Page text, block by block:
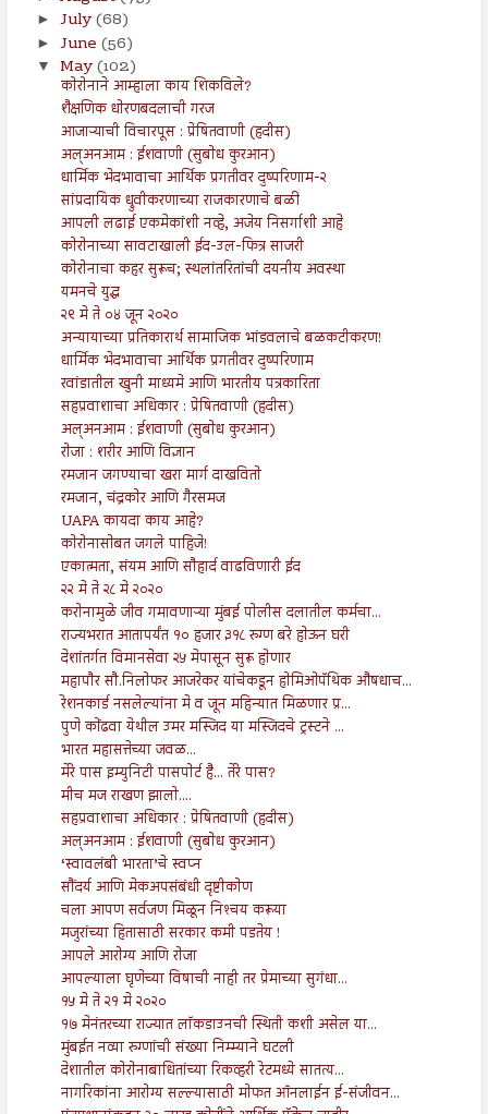
► July(68)
► June (56)
▼ May(102)
कोरोनाने आम्हाला काय शिकविले?
शैक्षणिक धोरणबदलाची गरज
आजाऱ्याची विचारपूस : प्रेषितवाणी (हदीस)
अल्अनआम : ईशवाणी (सुबोध कुरआन)
धार्मिक भेदभावाचा आर्थिक प्रगतीवर दुष्परिणाम-२
सांप्रदायिक ध्रुवीकरणाच्या राजकारणाचे बळी
आपली लढाई एकमेकांशी नव्हे, अजेय निसर्गाशी आहे
कोरोनाच्या सावटाखाली ईद-उल-फित्र साजरी
कोरोनाचा कहर सुरूच; स्थलांतरितांची दयनीय अवस्था
यमनचे युद्ध
२९ मे ते ०४ जून २०२०
अन्यायाच्या प्रतिकारार्थ सामाजिक भांडवलाचे बळकटीकरण!
धार्मिक भेदभावाचा आर्थिक प्रगतीवर दुष्परिणाम
रवांडातील खुनी माध्यमे आणि भारतीय पत्रकारिता
सहप्रवाशाचा अधिकार : प्रेषितवाणी (हदीस)
अल्अनआम : ईशवाणी (सुबोध कुरआन)
रोजा : शरीर आणि विज्ञान
रमजान जगण्याचा खरा मार्ग दाखवितो
रमजान, चंद्रकोर आणि गैरसमज
UAPA कायदा काय आहे?
कोरोनासोबत जगले पाहिजे!
एकात्मता, संयम आणि सौहार्द वाढविणारी ईद
२२ मे ते २८ मे २०२०
करोनामुळे जीव गमावणाऱ्या मुंबई पोलीस दलातील कर्मचा...
राज्यभरात आतापर्यंत १० हजार ३१८ रुग्ण बरे होऊन घरी
देशांतर्गत विमानसेवा २५ मेपासून सुरू होणार
महापौर सौ.निलोफर आजरेकर यांचेकडून होमिओपॅथिक औषधाच...
रेशनकार्ड नसलेल्यांना मे व जून महिन्यात मिळणार प्र...
पुणे कोंढवा येथील उमर मस्जिद या मस्जिदचे ट्रस्टने ...
भारत महासत्तेच्या जवळ...
मेरे पास इम्युनिटी पासपोर्ट है... तेरे पास?
मीच मज राखण झालो....
सहप्रवाशाचा अधिकार : प्रेषितवाणी (हदीस)
अल्अनआम : ईशवाणी (सुबोध कुरआन)
‘स्वावलंबी भारता’चे स्वप्न
सौंदर्य आणि मेकअपसंबंधी दृष्टीकोण
चला आपण सर्वजण मिळून निश्‍चय करूया
मजुरांच्या हितासाठी सरकार कमी पडतेय !
आपले आरोग्य आणि रोजा
आपल्याला घृणेच्या विषाची नाही तर प्रेमाच्या सुगंधा...
१५ मे ते २१ मे २०२०
१७ मेनंतरच्या राज्यात लॉकडाउनची स्थिती कशी असेल या...
मुंबईत नव्या रुग्णांची संख्या निम्म्याने घटली
देशातील कोरोनाबाधितांच्या रिकव्हरी रेटमध्ये सातत्य...
नागरिकांना आरोग्य सल्ल्यासाठी मोफत ऑनलाईन ई-संजीवन...